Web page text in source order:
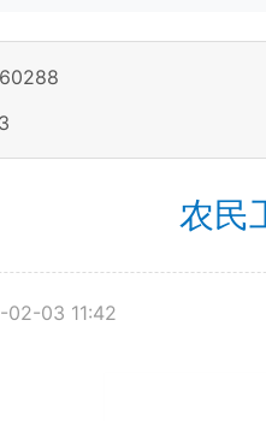
农民
02-03 11:42